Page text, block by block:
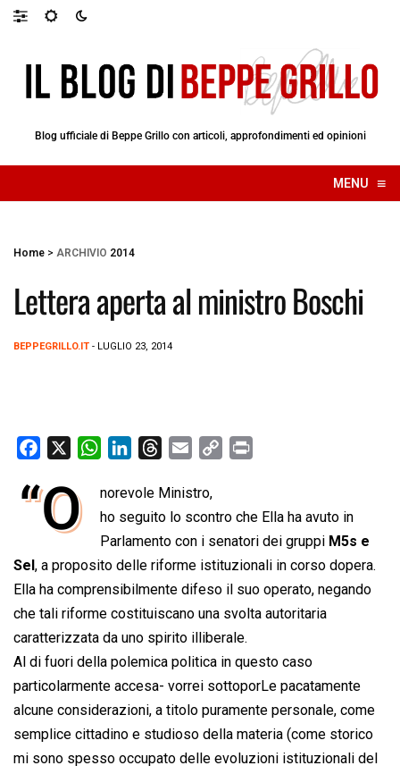
Blog ufficiale di Beppe Grillo con articoli, approfondimenti ed opinioni
MENU ≡
☰
Home > ARCHIVIO 2014
Lettera aperta al ministro Boschi
BEPPEGRILLO.IT - LUGLIO 23, 2014
c
e
o
o
k
W
a
t
s
A
p
p
n
k
e
d
I
n
r
e
a
d
s
a
i
l
y
L
i
n
k
n
t
“O
norevole Ministro,
ho seguito lo scontro che Ella ha avuto in
Parlamento con i senatori dei gruppi M5s e
Sel , a proposito delle riforme istituzionali in corso dopera.
Ella ha comprensibilmente difeso il suo operato, negando
che tali riforme costituiscano una svolta autoritaria
caratterizzata da uno spirito illiberale.
Al di fuori della polemica politica in questo caso
particolarmente accesa- vorrei sottoporLe pacatamente
alcune considerazioni, a titolo puramente personale, come
semplice cittadino e studioso della materia (come storico
mi sono spesso occupato delle evoluzioni istituzionali del